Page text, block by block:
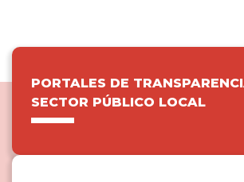
PORTALES DE
SECTOR PÚBLICO LOCAL